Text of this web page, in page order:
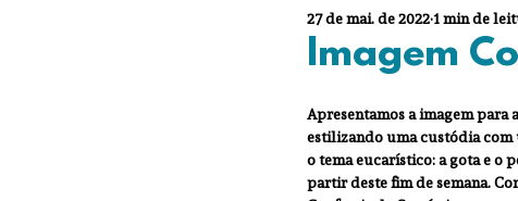
Ano PAstoral Boletim
Igreja Nova 60 Anos Laudato SI
Imagem
27 de mai. de 20221 min de
Apresentamos a imagem para
estilizando uma custódia com
o tema eucarístico: a gota e o
partir deste fim de semana.